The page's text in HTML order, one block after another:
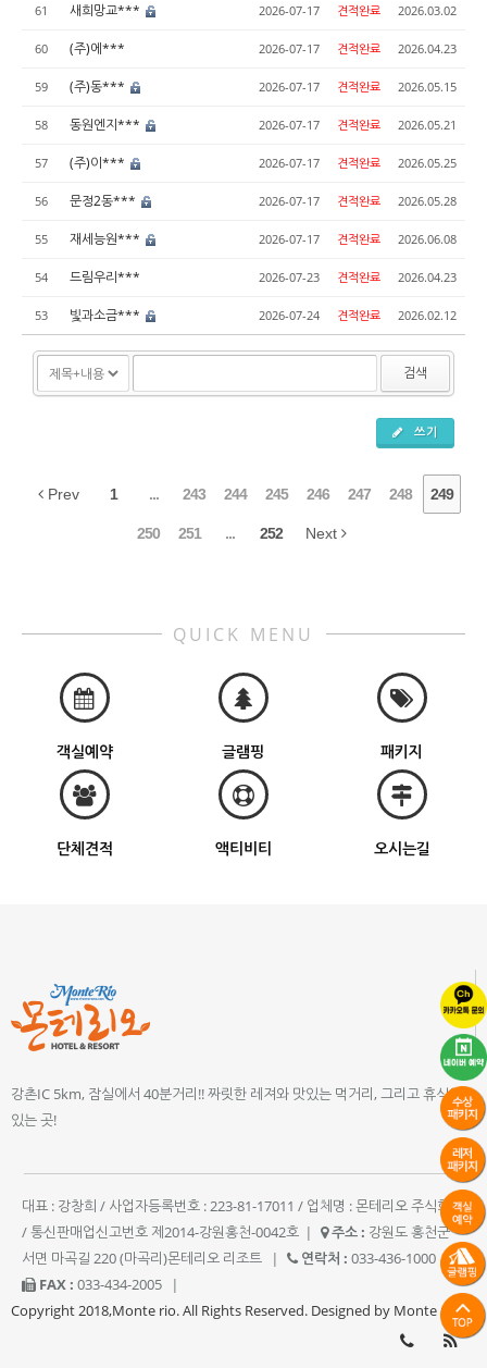
61 새희망교*** 2026-07-17 견적완료 2026.03.02
60 (주)에*** 2026-07-17 견적완료 2026.04.23
59 (주)동*** 2026-07-17 견적완료 2026.05.15
58 동원엔지*** 2026-07-17 견적완료 2026.05.21
57 (주)이*** 2026-07-17 견적완료 2026.05.25
56 문정2동*** 2026-07-17 견적완료 2026.05.28
55 재세능원*** 2026-07-17 견적완료 2026.06.08
54 드림우리*** 2026-07-23 견적완료 2026.04.23
53 빛과소금*** 2026-07-24 견적완료 2026.02.12
검색
쓰기
Prev 1 ... 243 244 245 246 247 248 249
250 251 ... 252 Next
QUICK MENU
객실예약 글램핑 패키지
단체견적 액티비티 오시는길
강촌IC 5km, 잠실에서 40분거리!! 짜릿한 레져와 맛있는 먹거리, 그리고 휴식이
있는 곳!
대표 : 강창희 / 사업자등록번호 : 223-81-17011 / 업체명 : 몬테리오 주식회사
/ 통신판매업신고번호 제2014-강원홍천-0042호 | 주소 : 강원도 홍천군
서면 마곡길 220 (마곡리)몬테리오 리조트
| 연락처 : 033-436-1000
|
FAX : 033-434-2005
|
Copyright 2018,Monte rio. All Rights Reserved. Designed by Monte rio.